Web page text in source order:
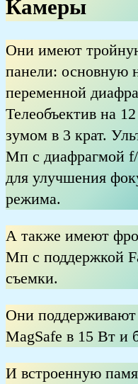
Камеры
Они имеют
панели: основную
переменной
Телеобъектив на
зумом в 3 крат.
Мп с диафрагмой
для улучшения
режима.
А также имеют
Мп с поддержкой
съемки.
Они поддерживают
MagSafe в 15 Вт и
И встроенную